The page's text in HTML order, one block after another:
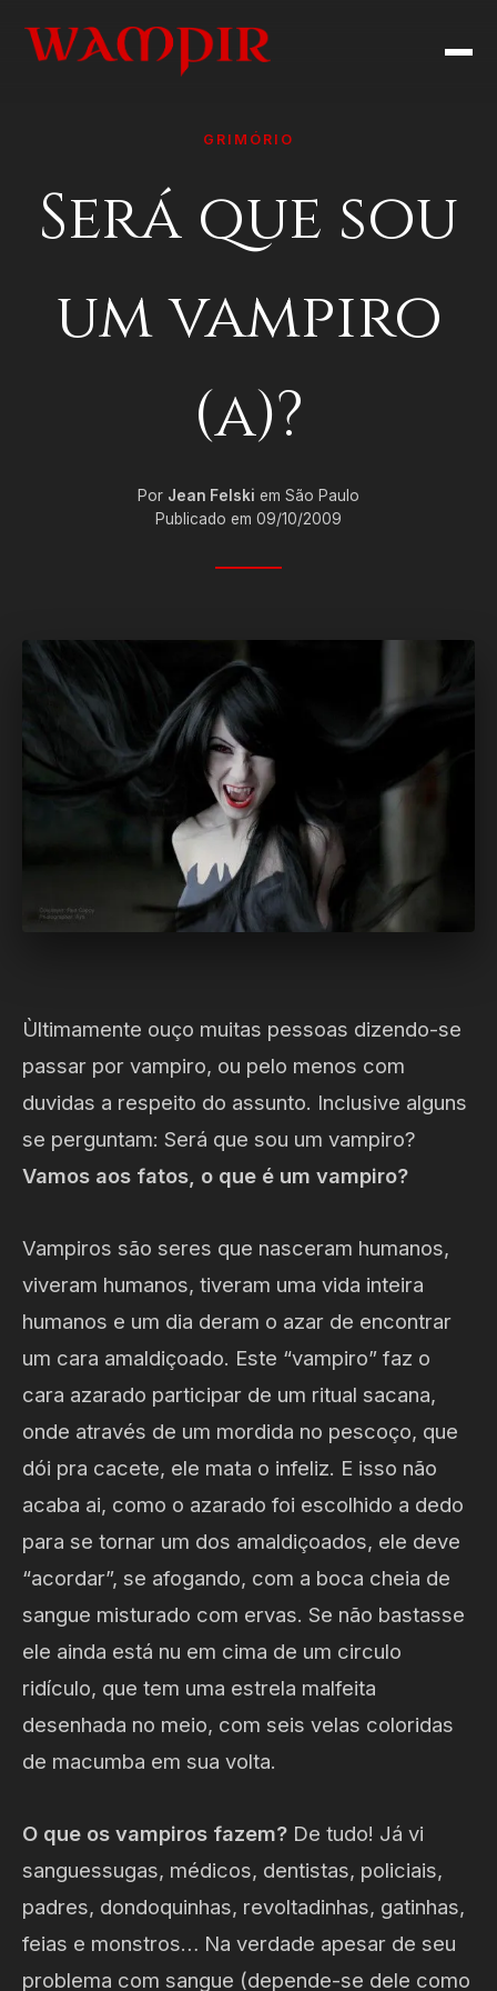
GRIMÓRIO
Será que sou
um vampiro
(a)?
Por Jean Felski em São Paulo
Publicado em 09/10/2009
Ùltimamente ouço muitas pessoas dizendo-se
passar por vampiro, ou pelo menos com
duvidas a respeito do assunto. Inclusive alguns
se perguntam: Será que sou um vampiro?
Vamos aos fatos, o que é um vampiro?
Vampiros são seres que nasceram humanos,
viveram humanos, tiveram uma vida inteira
humanos e um dia deram o azar de encontrar
um cara amaldiçoado. Este “vampiro” faz o
cara azarado participar de um ritual sacana,
onde através de um mordida no pescoço, que
dói pra cacete, ele mata o infeliz. E isso não
acaba ai, como o azarado foi escolhido a dedo
para se tornar um dos amaldiçoados, ele deve
“acordar”, se afogando, com a boca cheia de
sangue misturado com ervas. Se não bastasse
ele ainda está nu em cima de um circulo
ridículo, que tem uma estrela malfeita
desenhada no meio, com seis velas coloridas
de macumba em sua volta.
O que os vampiros fazem? De tudo! Já vi
sanguessugas, médicos, dentistas, policiais,
padres, dondoquinhas, revoltadinhas, gatinhas,
feias e monstros… Na verdade apesar de seu
problema com sangue (depende-se dele como